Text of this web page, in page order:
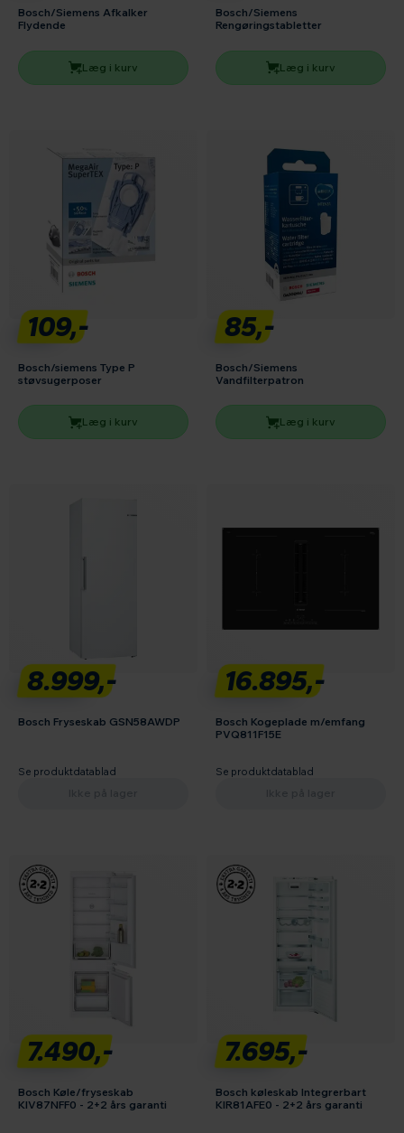
Bosch/Siemens Afkalker
Flydende
Læg i kurv
Bosch/Siemens
Rengøringstabletter
Læg i kurv
109,-
Bosch/siemens Type P
støvsugerposer
Læg i kurv
85,-
Bosch/Siemens
Vandfilterpatron
Læg i kurv
8.999,-
Bosch Fryseskab GSN58AWDP
Se produktdatablad
16.895,-
Bosch Kogeplade m/emfang
PVQ811F15E
Se produktdatablad
7.490,-
Bosch Køle/fryseskab
KIV87NFF0 - 2+2 års garanti
7.695,-
Bosch køleskab Integrerbart
KIR81AFE0 - 2+2 års garanti